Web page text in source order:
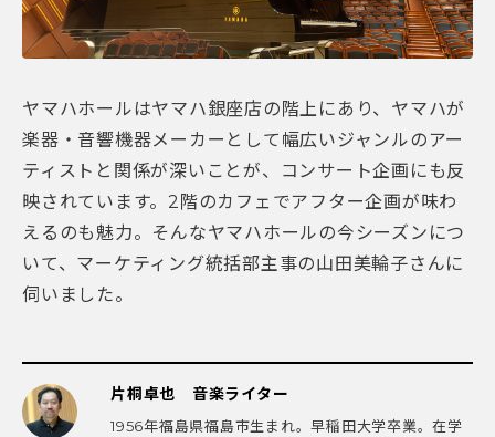
ヤマハホールはヤマハ銀座店の階上にあり、ヤマハが
楽器・音響機器メーカーとして幅広いジャンルのアー
ティストと関係が深いことが、コンサート企画にも反
映されています。2階のカフェでアフター企画が味わ
えるのも魅力。そんなヤマハホールの今シーズンにつ
いて、マーケティング統括部主事の山田美輪子さんに
伺いました。
片桐卓也 音楽ライター
1956年福島県福島市生まれ。早稲田大学卒業。在学